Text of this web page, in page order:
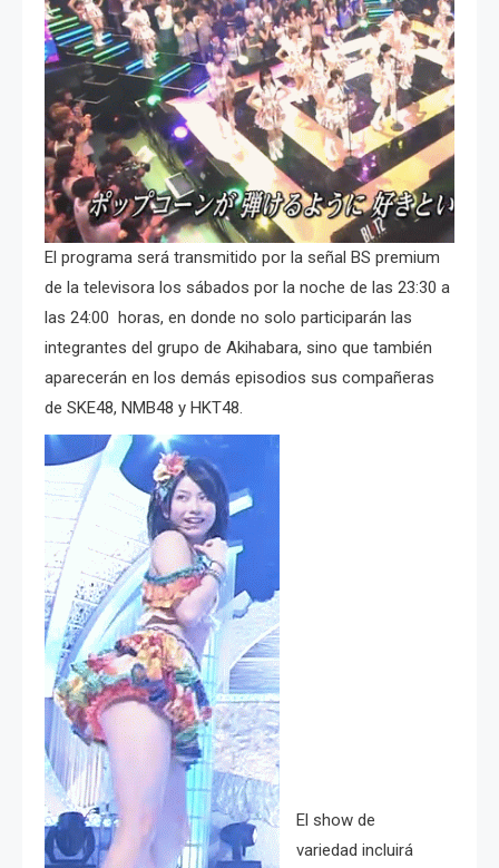
El programa será transmitido por la señal BS premium
de la televisora los sábados por la noche de las 23:30 a
las 24:00 horas, en donde no solo participarán las
integrantes del grupo de Akihabara, sino que también
aparecerán en los demás episodios sus compañeras
de SKE48, NMB48 y HKT48.
El show de
variedad incluirá